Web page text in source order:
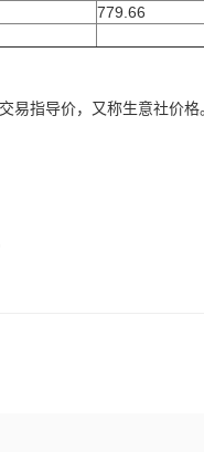
779.66
易指导价，又称生意社价